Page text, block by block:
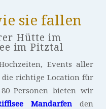
sie fallen
Hütte im
im Pitztal
Events aller
richtige Location für
Personen bieten wir
Mandarfen den